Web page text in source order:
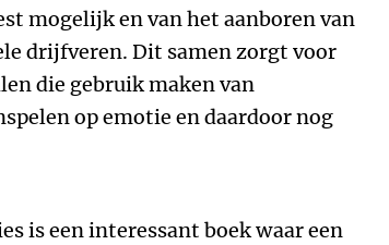
mogelijk en van het aanboren van
drijfveren. Dit samen zorgt voor
die gebruik maken van
op emotie en daardoor nog
is een interessant boek waar een